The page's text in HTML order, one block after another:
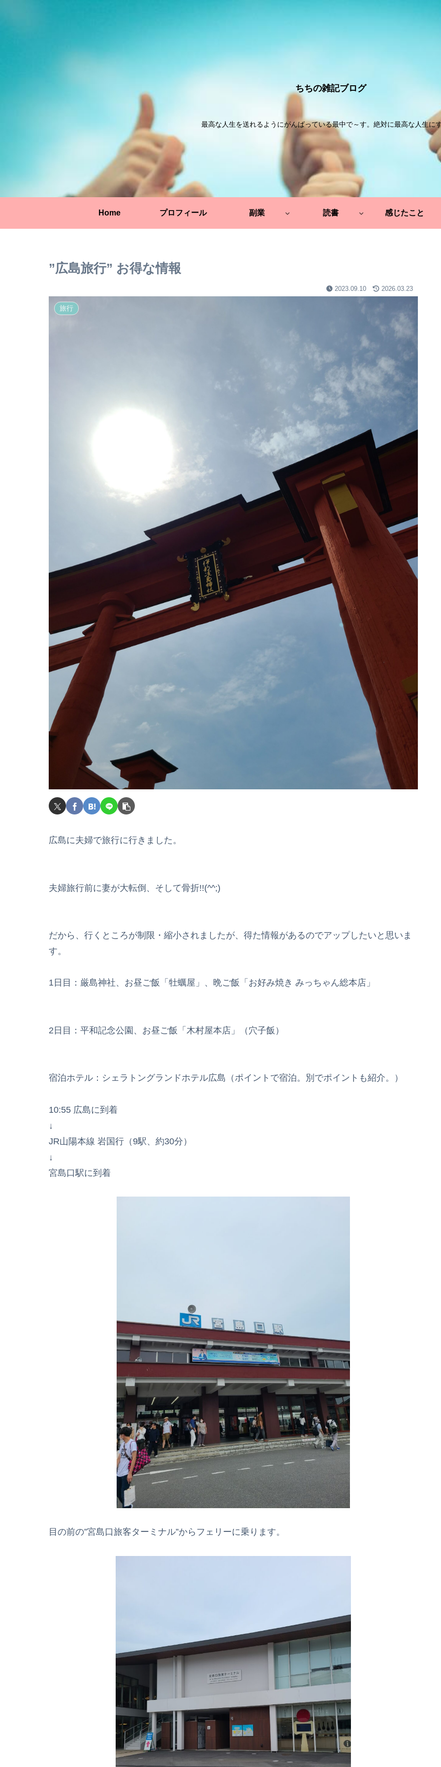
ちちの雑記ブログ
最高な人生を送れるようにがんばっている最中で～す。絶対に最高な人生に
Home プロフィール 副業 読書 感じたこと
”広島旅行” お得な情報
2023.09.10 2026.03.23
旅行
広島に夫婦で旅行に行きました。
夫婦旅行前に妻が大転倒、そして骨折!!(^^;)
だから、行くところが制限・縮小されましたが、得た情報があるのでアップしたいと思いま
す。
1日目：厳島神社、お昼ご飯「牡蠣屋」、晩ご飯「お好み焼き みっちゃん総本店」
2日目：平和記念公園、お昼ご飯「木村屋本店」（穴子飯）
宿泊ホテル：シェラトングランドホテル広島（ポイントで宿泊。別でポイントも紹介。）
10:55 広島に到着
↓
JR山陽本線 岩国行（9駅、約30分）
↓
宮島口駅に到着
目の前の”宮島口旅客ターミナル”からフェリーに乗ります。